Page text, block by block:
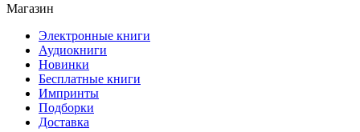
Магазин
Электронные книги
Аудиокниги
Новинки
Бесплатные книги
Импринты
Подборки
Доставка